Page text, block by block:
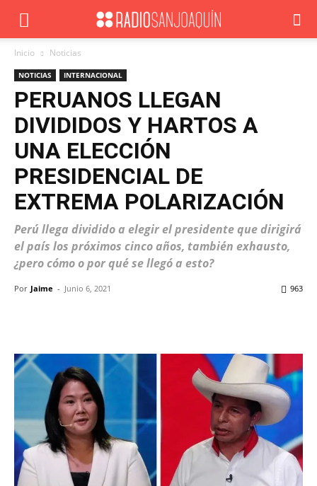
Inicio Noticias
NOTICIAS INTERNACIONAL
PERUANOS LLEGAN
DIVIDIDOS Y HARTOS A
UNA ELECCIÓN
PRESIDENCIAL DE
EXTREMA POLARIZACIÓN
Perú llega dividido a elegir el presidente que dirigirá
el país los próximos cinco años, también exhausto,
¿pero cómo o por qué se llegó a esto?
Por Jaime - Junio 6, 2021 963